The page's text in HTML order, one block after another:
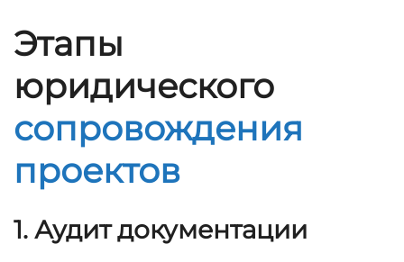
Этапы
юридического
сопровождения
проектов
1. Аудит документации